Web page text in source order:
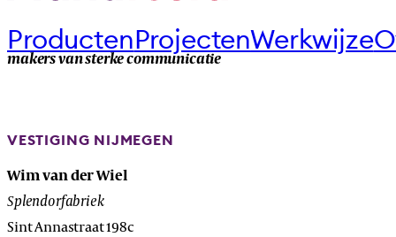
makers van sterke communicatie
ProductenProjectenWerkwijze
VESTIGING NIJMEGEN
Wim van der Wiel
Splendorfabriek
Sint Annastraat 198c